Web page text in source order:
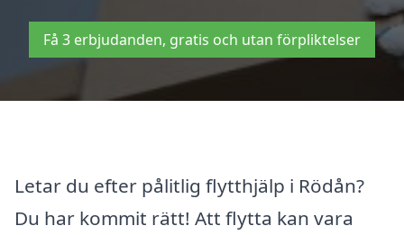
Få 3 erbjudanden, gratis och utan förpliktelser
Letar du efter pålitlig flytthjälp i Rödån?
Du har kommit rätt! Att flytta kan vara